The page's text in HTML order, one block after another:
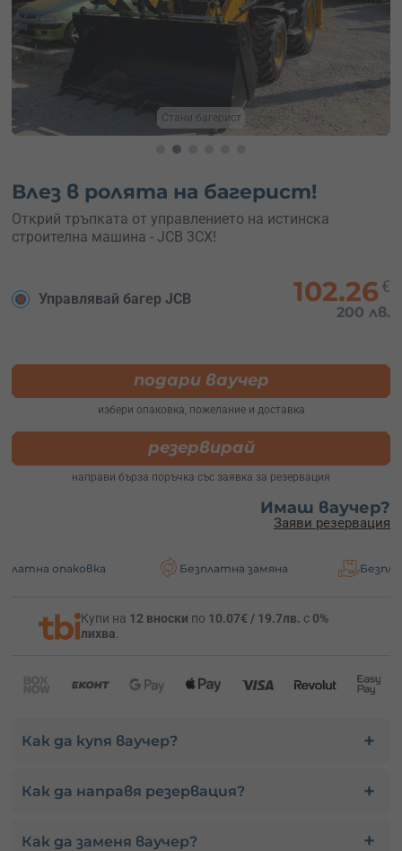
Научи се да управляваш
Влез в ролята на багерист!
Открий тръпката от управлението на истинска
строителна машина - JCB 3CX!
Управлявай багер JCB 102.26€
200 лв.
подари ваучер
избери опаковка, пожелание и доставка
резервирай
направи бърза поръчка със заявка за резервация
Имаш ваучер?
Заяви резервация
Безплатна замяна Безплатна
Купи на 12 вноски по 10.07€ / 19.7лв. с 0%
лихва.
Как да купя ваучер?
Как да направя резервация?
Как да заменя ваучер?